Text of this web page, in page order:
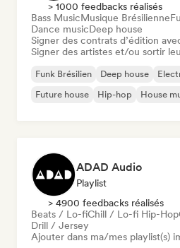
> 1000 feedbacks réalisés
Bass MusicMusique Brésilienne
Dance musicDeep house
Signer des contrats d’édition
Signer des artistes et/ou sortir
Funk Brésilien Deep house
Future house
Hip-hop House
ADAD Audio
Playlist
> 4900 feedbacks réalisés
Beats / Lo-fiChill / Lo-fi Hip-Hop
Drill / Jersey
Ajouter dans ma/mes playlist(s)